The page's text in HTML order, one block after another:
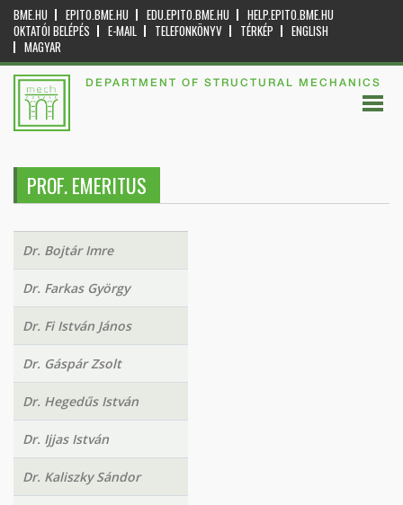
BME.HU EPITO.BME.HU EDU.EPITO.BME.HU
HELP.EPITO.BME.HU
OKTATÓI BELÉPÉS
E-MAIL TELEFONKÖNYV TÉRKÉP
ENGLISH
MAGYAR
DEPARTMENT OF STRUCTURAL MECHANICS
PROF. EMERITUS
Dr. Bojtár Imre
Dr. Farkas György
Dr. Fi István János
Dr. Gáspár Zsolt
Dr. Hegedűs István
Dr. Ijjas István
Dr. Kaliszky Sándor